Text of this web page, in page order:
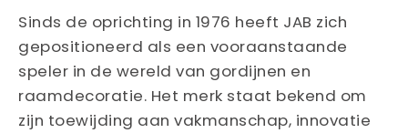
Sinds de oprichting in 1976 heeft JAB zich
gepositioneerd als een vooraanstaande
speler in de wereld van gordijnen en
raamdecoratie. Het merk staat bekend om
zijn toewijding aan vakmanschap, innovatie